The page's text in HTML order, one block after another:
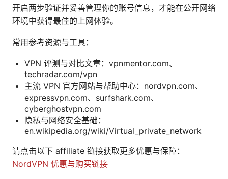
开启两步验证并妥善管理你的账号信息，才能在公开网络
环境中获得最佳的上网体验。
常用参考资源与工具：
VPN 评测与对比文章：vpnmentor.com、
techradar.com/vpn
主流 VPN 官方网站与帮助中心：nordvpn.com、
expressvpn.com、surfshark.com、
cyberghostvpn.com
隐私与网络安全基础：
en.wikipedia.org/wiki/Virtual_private_network
请点击以下 affiliate 链接获取更多优惠与保障：
NordVPN 优惠与购买链接